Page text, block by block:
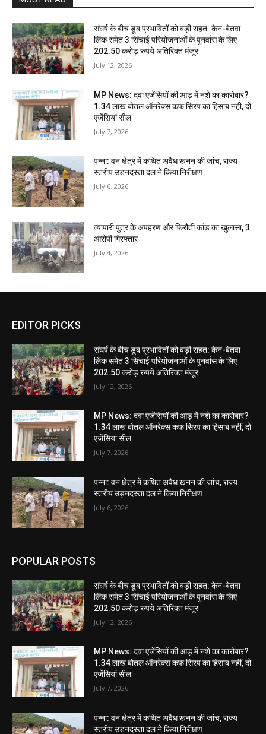
संघर्ष के बीच डूब प्रभावितों को बड़ी राहत: केन-बेतवा
लिंक समेत 3 सिंचाई परियोजनाओं के पुनर्वास के लिए
202.50 करोड़ रुपये अतिरिक्त मंजूर
July 12, 2026
MP News: दवा एजेंसियों की आड़ में नशे का कारोबार?
1.34 लाख बोतल ऑनरेक्स कफ सिरप का हिसाब नहीं, दो
एजेंसियां सील
July 7, 2026
पन्ना: वन क्षेत्र में कथित अवैध खनन की जांच, राज्य
स्तरीय उड़नदस्ता दल ने किया निरीक्षण
July 6, 2026
व्यापारी पुत्र के अपहरण और फिरौती कांड का खुलासा, 3
आरोपी गिरफ्तार
July 4, 2026
EDITOR PICKS
संघर्ष के बीच डूब प्रभावितों को बड़ी राहत: केन-बेतवा
लिंक समेत 3 सिंचाई परियोजनाओं के पुनर्वास के लिए
202.50 करोड़ रुपये अतिरिक्त मंजूर
July 12, 2026
MP News: दवा एजेंसियों की आड़ में नशे का कारोबार?
1.34 लाख बोतल ऑनरेक्स कफ सिरप का हिसाब नहीं, दो
एजेंसियां सील
July 7, 2026
पन्ना: वन क्षेत्र में कथित अवैध खनन की जांच, राज्य
स्तरीय उड़नदस्ता दल ने किया निरीक्षण
July 6, 2026
POPULAR POSTS
संघर्ष के बीच डूब प्रभावितों को बड़ी राहत: केन-बेतवा
लिंक समेत 3 सिंचाई परियोजनाओं के पुनर्वास के लिए
202.50 करोड़ रुपये अतिरिक्त मंजूर
July 12, 2026
MP News: दवा एजेंसियों की आड़ में नशे का कारोबार?
1.34 लाख बोतल ऑनरेक्स कफ सिरप का हिसाब नहीं, दो
एजेंसियां सील
July 7, 2026
पन्ना: वन क्षेत्र में कथित अवैध खनन की जांच, राज्य
स्तरीय उड़नदस्ता दल ने किया निरीक्षण